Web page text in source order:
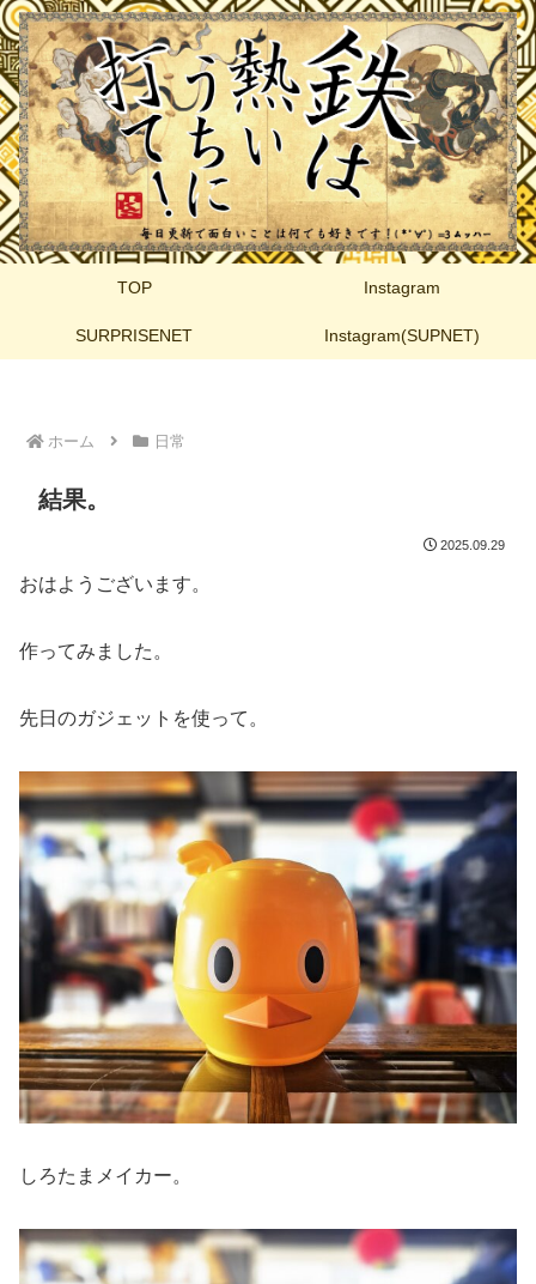
TOP Instagram
SURPRISENET Instagram(SUPNET)
ホーム 日常
結果。
2025.09.29
おはようございます。
作ってみました。
先日のガジェットを使って。
しろたまメイカー。